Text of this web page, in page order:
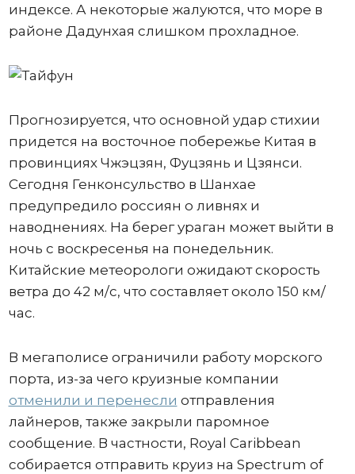
индексе. А некоторые жалуются, что море в
районе Дадунхая слишком прохладное.
Прогнозируется, что основной удар стихии
придется на восточное побережье Китая в
провинциях Чжэцзян, Фуцзянь и Цзянси.
Сегодня Генконсульство в Шанхае
предупредило россиян о ливнях и
наводнениях. На берег ураган может выйти в
ночь с воскресенья на понедельник.
Китайские метеорологи ожидают скорость
ветра до 42 м/с, что составляет около 150 км/
час.
В мегаполисе ограничили работу морского
порта, из-за чего круизные компании
отменили и перенесли отправления
лайнеров, также закрыли паромное
сообщение. В частности, Royal Caribbean
собирается отправить круиз на Spectrum of